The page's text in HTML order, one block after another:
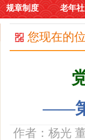
规章制度 老年
您现在的
——第
作者：杨光